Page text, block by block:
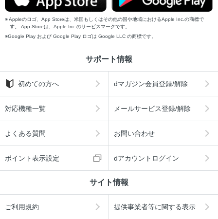
Appleのロゴ、App Storeは、米国もしくはその他の国や地域におけるApple Inc.の商標で
す。 App Storeは、Apple Inc.のサービスマークです。
Google Play および Google Play ロゴは Google LLC の商標です。
サポート情報
初めての方へ dマガジン会員登録/解除
対応機種一覧 メールサービス登録/解除
よくある質問 お問い合わせ
ポイント表示設定 dアカウントログイン
サイト情報
ご利用規約 提供事業者等に関する表示